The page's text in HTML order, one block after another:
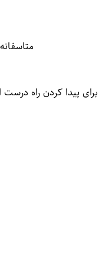
برای پیدا کردن راه